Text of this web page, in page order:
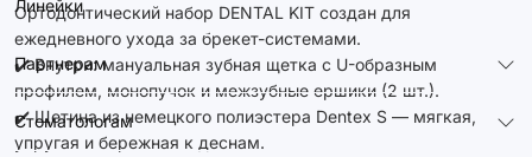
Линейки
Партнерам
Стоматологам
Ортодонтический набор DENTAL KIT создан для
ежедневного ухода за брекет-системами.
✔️ Внутри: мануальная зубная щетка с U-образным
профилем, монопучок и межзубные ершики (2 шт.).
✔️ Щетина из немецкого полиэстера Dentex S — мягкая,
упругая и бережная к деснам.